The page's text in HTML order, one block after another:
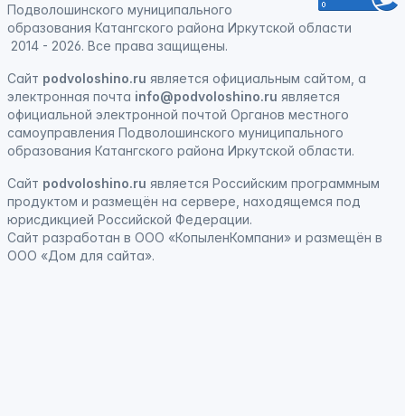
Подволошинского муниципального
образования Катангского района Иркутской области
2014 - 2026. Все права защищены.
Сайт podvoloshino.ru является официальным сайтом, а
электронная почта info@podvoloshino.ru является
официальной электронной почтой Органов местного
самоуправления Подволошинского муниципального
образования Катангского района Иркутской области.
Сайт podvoloshino.ru является Российским программным
продуктом и размещён на сервере, находящемся под
юрисдикцией Российской Федерации.
Сайт разработан в ООО «КопыленКомпани» и размещён в
ООО «Дом для сайта».